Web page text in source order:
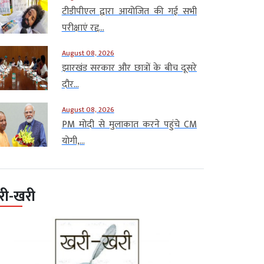
टीडीपीएल द्वारा आयोजित की गई सभी
परीक्षाएं रद्द...
August 08, 2026
झारखंड सरकार और छात्रों के बीच दूसरे
दौर...
August 08, 2026
PM मोदी से मुलाकात करने पहुंचे CM
योगी,...
खरी